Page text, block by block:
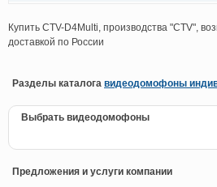
Купить CTV-D4Multi, производства "CTV",
доставкой по России
Разделы каталога видеодомофоны
Выбрать видеодомофоны
Предложения и услуги компании